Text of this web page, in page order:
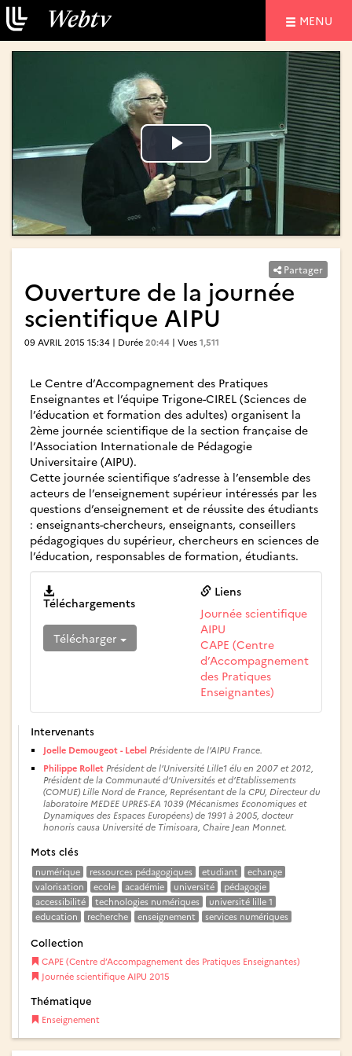
MENU
Lire
la
vidéo
Lire
la
vidéo
Partager
Ouverture de la journée
scientifique AIPU
09 AVRIL 2015 15:34 | Durée 20:44 | Vues 1,511
Le Centre d’Accompagnement des Pratiques
Enseignantes et l’équipe Trigone-CIREL (Sciences de
l’éducation et formation des adultes) organisent la
2ème journée scientifique de la section française de
l’Association Internationale de Pédagogie
Universitaire (AIPU).
Cette journée scientifique s’adresse à l’ensemble des
acteurs de l’enseignement supérieur intéressés par les
questions d’enseignement et de réussite des étudiants
: enseignants-chercheurs, enseignants, conseillers
pédagogiques du supérieur, chercheurs en sciences de
l’éducation, responsables de formation, étudiants.
Téléchargements
Télécharger
Liens
Journée scientifique
AIPU
CAPE (Centre
d’Accompagnement
des Pratiques
Enseignantes)
Intervenants
Joelle Demougeot - Lebel Présidente de l’AIPU France.
Philippe Rollet Président de l’Université Lille1 élu en 2007 et 2012,
Président de la Communauté d’Universités et d’Etablissements
(COMUE) Lille Nord de France, Représentant de la CPU, Directeur du
laboratoire MEDEE UPRES-EA 1039 (Mécanismes Economiques et
Dynamiques des Espaces Européens) de 1991 à 2005, docteur
honoris causa Université de Timisoara, Chaire Jean Monnet.
Mots clés
numérique ressources pédagogiques etudiant
echange
valorisation
ecole académie université
pédagogie
accessibilité
technologies numériques
université lille 1
education
recherche enseignement services numériques
Collection
CAPE (Centre d’Accompagnement des Pratiques Enseignantes)
Journée scientifique AIPU 2015
Thématique
Enseignement